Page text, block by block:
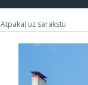
Atpakaļ uz sarakstu